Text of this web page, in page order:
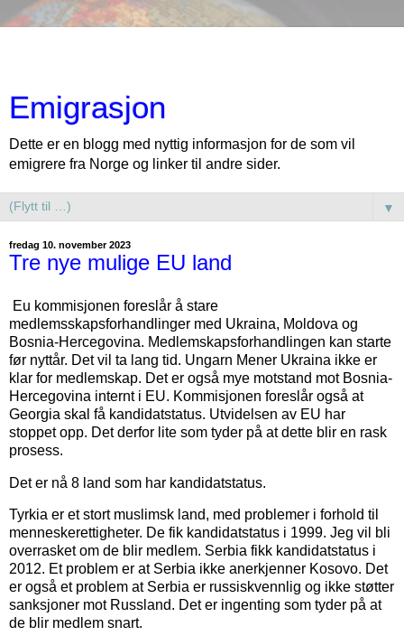
Emigrasjon
Dette er en blogg med nyttig informasjon for de som vil
emigrere fra Norge og linker til andre sider.
▼
fredag 10. november 2023
Tre nye mulige EU land
Eu kommisjonen foreslår å stare
medlemsskapsforhandlinger med Ukraina, Moldova og
Bosnia-Hercegovina. Medlemskapsforhandlingen kan starte
før nyttår. Det vil ta lang tid. Ungarn Mener Ukraina ikke er
klar for medlemskap. Det er også mye motstand mot Bosnia-
Hercegovina internt i EU. Kommisjonen foreslår også at
Georgia skal få kandidatstatus. Utvidelsen av EU har
stoppet opp. Det derfor lite som tyder på at dette blir en rask
prosess.
Det er nå 8 land som har kandidatstatus.
Tyrkia er et stort muslimsk land, med problemer i forhold til
menneskerettigheter. De fik kandidatstatus i 1999. Jeg vil bli
overrasket om de blir medlem. Serbia fikk kandidatstatus i
2012. Et problem er at Serbia ikke anerkjenner Kosovo. Det
er også et problem at Serbia er russiskvennlig og ikke støtter
sanksjoner mot Russland. Det er ingenting som tyder på at
de blir medlem snart.